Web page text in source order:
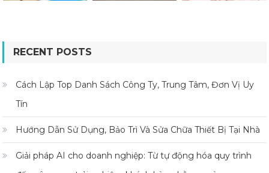
RECENT POSTS
Cách Lập Top Danh Sách Công Ty, Trung Tâm, Đơn Vị Uy
Tín
Hướng Dẫn Sử Dụng, Bảo Trì Và Sửa Chữa Thiết Bị Tại Nhà
Giải pháp AI cho doanh nghiệp: Từ tự động hóa quy trình